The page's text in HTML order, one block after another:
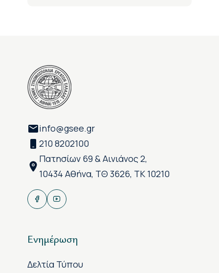
info@gsee.gr
210 8202100
Πατησίων 69 & Αινιάνος 2,
10434 Αθήνα, ΤΘ 3626, ΤΚ 10210
Ενημέρωση
Δελτία Τύπου